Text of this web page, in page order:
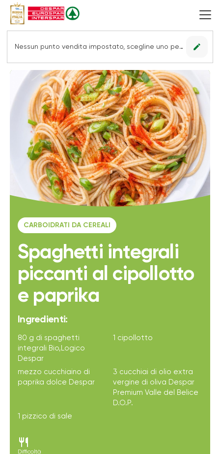
Nessun punto vendita impostato, scegline uno per vedere le offerte. edit
CARBOIDRATI DA CEREALI
Spaghetti integrali
piccanti al cipollotto
e paprika
Ingredienti:
80 g di spaghetti
integrali Bio,Logico
Despar
1 cipollotto
mezzo cucchiaino di
paprika dolce Despar
3 cucchiai di olio extra
vergine di oliva Despar
Premium Valle del Belice
D.O.P.
1 pizzico di sale
restaurant
Difficoltà